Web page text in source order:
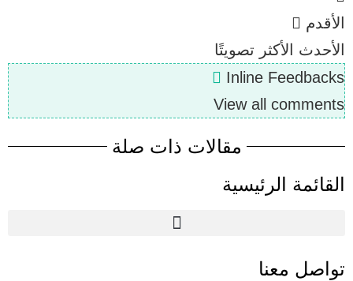
الأقدم
الأحدث
الأكثر تصويتًا
Inline Feedbacks
View all comments
مقالات ذات صلة
القائمة الرئيسية
تواصل معنا